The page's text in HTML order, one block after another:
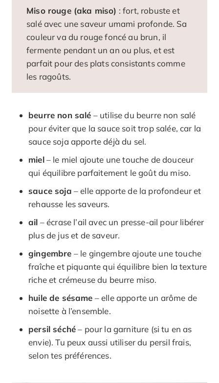
Miso rouge (aka miso) : fort, robuste et
salé avec une saveur umami profonde. Sa
couleur va du rouge foncé au brun, il
fermente pendant un an ou plus, et est
parfait pour des plats consistants comme
les ragoûts.
beurre non salé – utilise du beurre non salé
pour éviter que la sauce soit trop salée, car la
sauce soja apporte déjà du sel.
miel– le miel ajoute une touche de douceur
qui équilibre parfaitement le goût du miso.
sauce soja – elle apporte de la profondeur et
rehausse les saveurs.
ail – écrase l’ail avec un presse-ail pour libérer
plus de jus et de saveur.
gingembre – le gingembre ajoute une touche
fraîche et piquante qui équilibre bien la texture
riche et crémeuse du beurre miso.
huile de sésame – elle apporte un arôme de
noisette à l’ensemble.
persil séché– pour la garniture (si tu en as
envie). Tu peux aussi utiliser du persil frais,
selon tes préférences.